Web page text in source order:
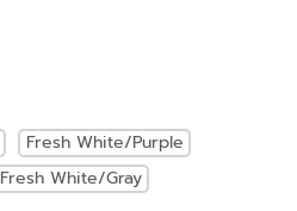
Fresh White/Purple
Fresh White/Gray